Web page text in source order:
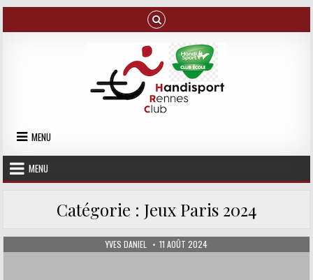
MENU
MENU
Catégorie : Jeux Paris 2024
AUTHOR:
YVES DANIEL PUBLISHED DATE:
11 AOÛT 2024